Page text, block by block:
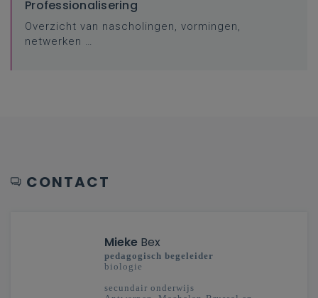
Professionalisering
Overzicht van nascholingen, vormingen,
netwerken …
CONTACT
Mieke Bex
pedagogisch begeleider
biologie
secundair onderwijs